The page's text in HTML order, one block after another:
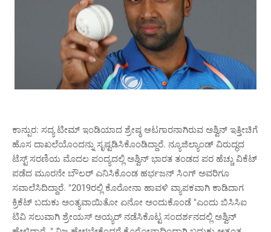
ಕಾನ್ಪುರ: ಸದ್ಯ ಟೀಮ್ ಇಂಡಿಯಾದ ಶ್ರೇಷ್ಠ ಆಟಗಾರನಾಗಿರುವ ಅಶ್ವಿನ್ ಇತ್ತೀಚಿಗೆ
ಹೊಸ ದಾಖಲೆಯೊಂದನ್ನು ಸೃಷ್ಟಡಿಸಿಕೊಂಡಿದ್ದಾರೆ. ನ್ಯೂಜಿಲ್ಯಾಂಡ್ ವಿರುದ್ಧದ
ಟೆಸ್ಟ್ ಸರಣಿಯ ಮೊದಲ ಪಂದ್ಯದಲ್ಲಿ ಅಶ್ವಿನ್ ಭಾರತ ತಂಡದ ಪರ ಹೆಚ್ಚು ವಿಕೆಟ್
ಪಡೆದ ಮೂರನೇ ಬೌಲರ್ ಎನಿಸಿಕೊಂಡ ಹರ್ಭಜನ್ ಸಿಂಗ್ ಅವರಿಗೂ
ಸವಾಲೆಸಿದಿದ್ದಾರೆ. "2019ರಲ್ಲಿ ಕೊರೋನಾ ಹಾವಳಿ ವ್ಯಾಪಕವಾಗಿ ಕಾಡಿದಾಗ
ಕ್ರಿಕೆಟ್ ಬದುಕು ಅಂತ್ಯವಾಯಿತೋ ಏನೋ ಅಂದುಕೊಂಡೆ "ಎಂದು ಬಿಸಿಸಿಐ
ಟಿವಿ ಸಲುವಾಗಿ ಶ್ರೇಯಸ್ ಅಯ್ಯರ್ ನಡೆಸಿಕೊಟ್ಟ ಸಂದರ್ಶನದಲ್ಲಿ ಅಶ್ವಿನ್